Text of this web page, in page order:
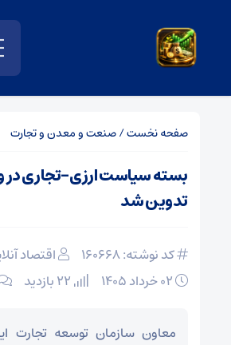
صفحه نخست/صنعت و معدن و تجارت
بسته سیاست ارزی‑تجاری
تدوین شد
کد نوشته: 160668
اقتصاد
معاون سازمان توسعه تجارت